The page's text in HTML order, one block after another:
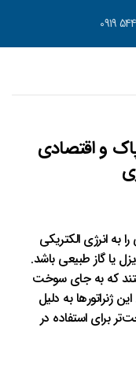
پاک و اقتصادی
به انرژی الکتریکی
یا گاز طبیعی باشد.
که به جای سوخت
ژنراتورها به دلیل
برای استفاده در